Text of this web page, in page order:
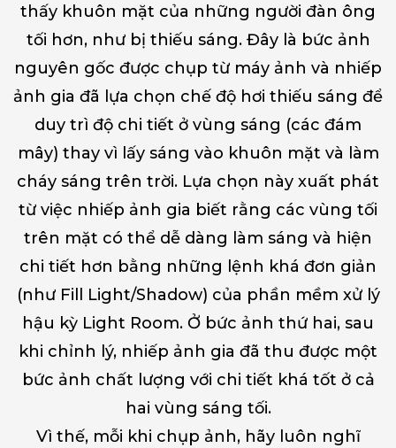
thấy khuôn mặt của những người đàn ông
tối hơn, như bị thiếu sáng. Đây là bức ảnh
nguyên gốc được chụp từ máy ảnh và nhiếp
ảnh gia đã lựa chọn chế độ hơi thiếu sáng để
duy trì độ chi tiết ở vùng sáng (các đám
mây) thay vì lấy sáng vào khuôn mặt và làm
cháy sáng trên trời. Lựa chọn này xuất phát
từ việc nhiếp ảnh gia biết rằng các vùng tối
trên mặt có thể dễ dàng làm sáng và hiện
chi tiết hơn bằng những lệnh khá đơn giản
(như Fill Light/Shadow) của phần mềm xử lý
hậu kỳ Light Room. Ở bức ảnh thứ hai, sau
khi chỉnh lý, nhiếp ảnh gia đã thu được một
bức ảnh chất lượng với chi tiết khá tốt ở cả
hai vùng sáng tối.
Vì thế, mỗi khi chụp ảnh, hãy luôn nghĩ